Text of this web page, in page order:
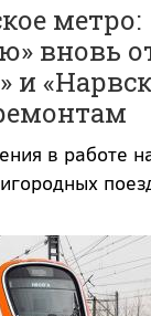
метро:
вновь
и
в работе